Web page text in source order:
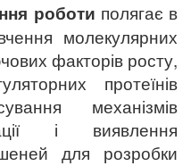
роботи полягає в
молекулярних
факторів росту,
протеїнів
механізмів
і виявлення
для розробки